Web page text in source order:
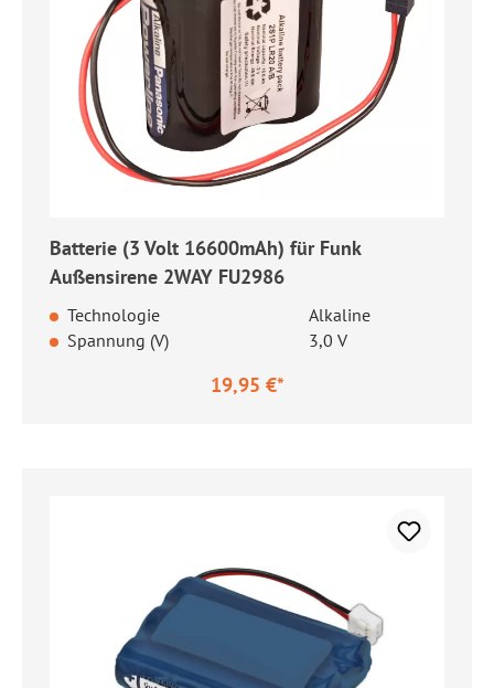
Batterie (3 Volt 16600mAh) für Funk
Außensirene 2WAY FU2986
Technologie
Alkaline
Spannung (V)
3,0 V
19,95 €*